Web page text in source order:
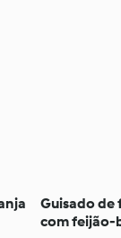
Guisado de
com feijão-